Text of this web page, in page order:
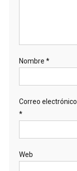
Nombre *
Correo electrónico
*
Web